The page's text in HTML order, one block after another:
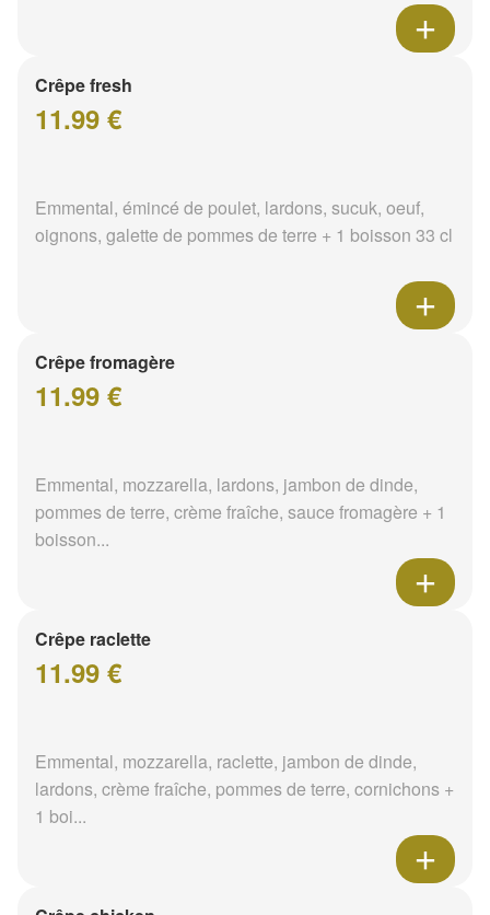
Crêpe fresh
11.99 €
Emmental, émincé de poulet, lardons, sucuk, oeuf,
oignons, galette de pommes de terre + 1 boisson 33 cl
Crêpe fromagère
11.99 €
Emmental, mozzarella, lardons, jambon de dinde,
pommes de terre, crème fraîche, sauce fromagère + 1
boisson...
Crêpe raclette
11.99 €
Emmental, mozzarella, raclette, jambon de dinde,
lardons, crème fraîche, pommes de terre, cornichons +
1 boi...